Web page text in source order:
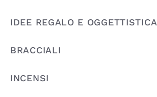
IDEE REGALO E OGGETTISTICA
BRACCIALI
INCENSI